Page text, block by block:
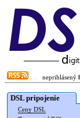
neprihlásený
DSL pripojenie
Ceny DSL